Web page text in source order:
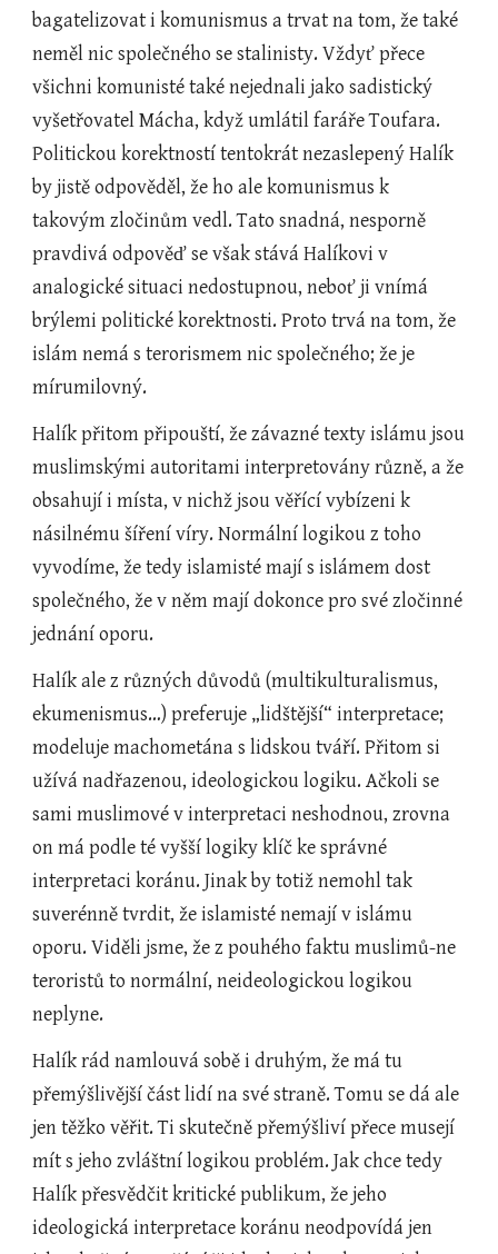
bagatelizovat i komunismus a trvat na tom, že také
neměl nic společného se stalinisty. Vždyť přece
všichni komunisté také nejednali jako sadistický
vyšetřovatel Mácha, když umlátil faráře Toufara.
Politickou korektností tentokrát nezaslepený Halík
by jistě odpověděl, že ho ale komunismus k
takovým zločinům vedl. Tato snadná, nesporně
pravdivá odpověď se však stává Halíkovi v
analogické situaci nedostupnou, neboť ji vnímá
brýlemi politické korektnosti. Proto trvá na tom, že
islám nemá s terorismem nic společného; že je
mírumilovný.
Halík přitom připouští, že závazné texty islámu jsou
muslimskými autoritami interpretovány různě, a že
obsahují i místa, v nichž jsou věřící vybízeni k
násilnému šíření víry. Normální logikou z toho
vyvodíme, že tedy islamisté mají s islámem dost
společného, že v něm mají dokonce pro své zločinné
jednání oporu.
Halík ale z různých důvodů (multikulturalismus,
ekumenismus…) preferuje „lidštější“ interpretace;
modeluje machometána s lidskou tváří. Přitom si
užívá nadřazenou, ideologickou logiku. Ačkoli se
sami muslimové v interpretaci neshodnou, zrovna
on má podle té vyšší logiky klíč ke správné
interpretaci koránu. Jinak by totiž nemohl tak
suverénně tvrdit, že islamisté nemají v islámu
oporu. Viděli jsme, že z pouhého faktu muslimů-ne
teroristů to normální, neideologickou logikou
neplyne.
Halík rád namlouvá sobě i druhým, že má tu
přemýšlivější část lidí na své straně. Tomu se dá ale
jen těžko věřit. Ti skutečně přemýšliví přece musejí
mít s jeho zvláštní logikou problém. Jak chce tedy
Halík přesvědčit kritické publikum, že jeho
ideologická interpretace koránu neodpovídá jen